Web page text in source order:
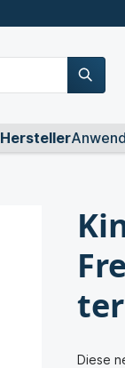
Hersteller
ter
Diese